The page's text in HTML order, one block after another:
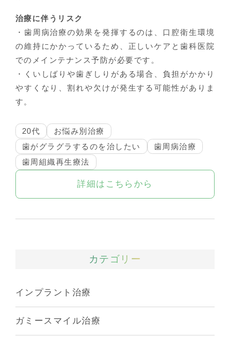
治療に伴うリスク
・歯周病治療の効果を発揮するのは、口腔衛生環境
の維持にかかっているため、正しいケアと歯科医院
でのメインテナンス予防が必要です。
・くいしばりや歯ぎしりがある場合、負担がかかり
やすくなり、割れや欠けが発生する可能性がありま
す。
20代
お悩み別治療
歯がグラグラするのを治したい
歯周病治療
歯周組織再生療法
詳細はこちらから
カテゴリー
インプラント治療
ガミースマイル治療